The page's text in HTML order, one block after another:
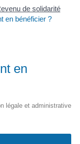
de solidarité
en bénéficier ?
en
légale et administrative